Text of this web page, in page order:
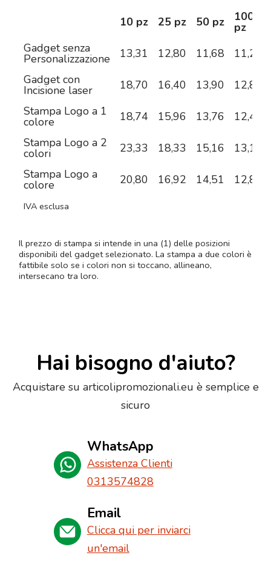
10 pz 25 pz 50 pz 100
pz
Gadget senza
Personalizzazione 13,31 12,80 11,68
11,25
Gadget con
Incisione laser 18,70 16,40 13,90
12,87
Stampa Logo a 1
colore 18,74 15,96 13,76
12,46
Stampa Logo a 2
colori 23,33 18,33 15,16
13,19
Stampa Logo a
colore 20,80 16,92 14,51 12,83
IVA esclusa
Il prezzo di stampa si intende in una (1) delle posizioni
disponibili del gadget selezionato. La stampa a due colori è
fattibile solo se i colori non si toccano, allineano,
intersecano tra loro.
Hai bisogno d'aiuto?
Acquistare su articolipromozionali.eu è semplice e
sicuro
WhatsApp
Assistenza Clienti
0313574828
Email
Clicca qui per inviarci
un'email